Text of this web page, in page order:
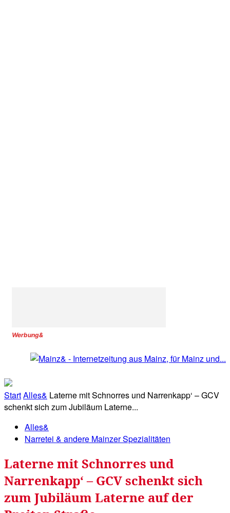
Werbung&
StartAlles& Laterne mit Schnorres und Narrenkapp‘ – GCV
schenkt sich zum Jubiläum Laterne...
Alles&
Narretei & andere Mainzer Spezialitäten
Laterne mit Schnorres und
Narrenkapp‘ – GCV schenkt sich
zum Jubiläum Laterne auf der